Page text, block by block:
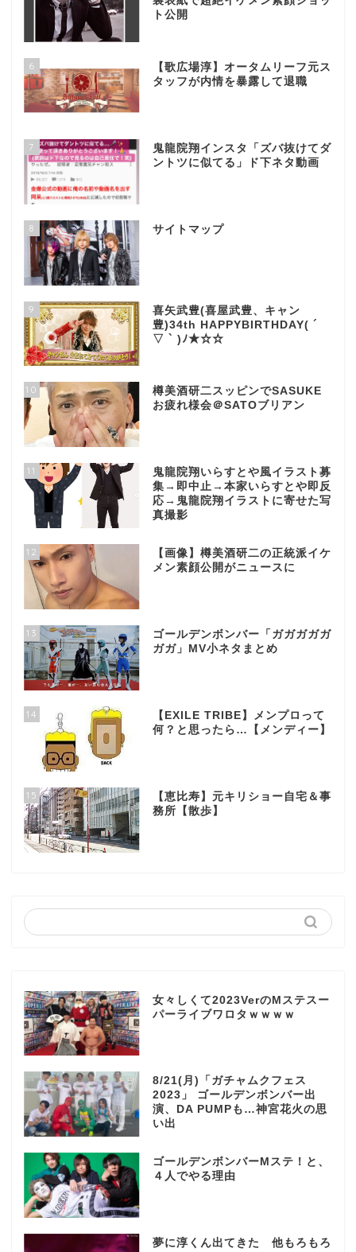
ト公開
6
【歌広場淳】オータムリーフ元ス
タッフが内情を暴露して退職
7
鬼龍院翔インスタ「ズバ抜けてダ
ントツに似てる」ド下ネタ動画
8 サイトマップ
9
喜矢武豊(喜屋武豊、キャン
豊)34th HAPPYBIRTHDAY( ´
▽ ` )ﾉ★☆☆
10
樽美酒研二スッピンでSASUKE
お疲れ様会＠SATOブリアン
11
鬼龍院翔いらすとや風イラスト募
集→即中止→本家いらすとや即反
応→鬼龍院翔イラストに寄せた写
真撮影
12
【画像】樽美酒研二の正統派イケ
メン素顔公開がニュースに
13
ゴールデンボンバー「ガガガガガ
ガガ」MV小ネタまとめ
14
【EXILE TRIBE】メンプロって
何？と思ったら…【メンディー】
15
【恵比寿】元キリショー自宅＆事
務所【散歩】
女々しくて2023VerのMステスー
パーライブワロタｗｗｗｗ
8/21(月)「ガチャムクフェス
2023」 ゴールデンボンバー出
演、DA PUMPも…神宮花火の思
い出
ゴールデンボンバーMステ！と、
４人でやる理由
夢に淳くん出てきた 他もろもろ